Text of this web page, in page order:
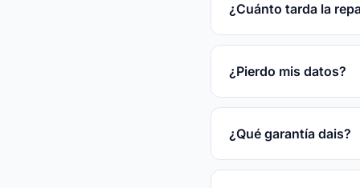
¿Cuánto tarda la
Reparaciones
tras el diagnóstico
¿Pierdo mis datos?
En la mayoría de las
disco.
¿Qué garantía dais?
3 meses por escrito